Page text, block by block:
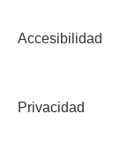
Privacidad
Accesibilidad